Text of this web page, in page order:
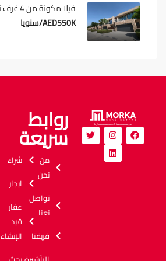
فيلا مكونة من 4 غرف نوم + خادمة
AED550K/سنويا
روابط
سريعة
شراء
ايجار
عقار
قيد
الإنشاء
من
نحن
تواصل
نعنا
فريقنا